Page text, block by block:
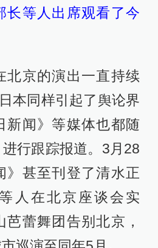
长等人出席观看了今
北京的演出一直持续
本同样引起了舆论界
新闻》等媒体也都随
行跟踪报道。3月28
》甚至刊登了清水正
人在北京座谈会实
蕾舞团告别北京，